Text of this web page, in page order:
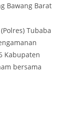
Bawang Barat
Tubaba
Kabupaten
bersama